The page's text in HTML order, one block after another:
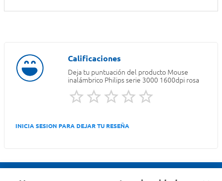
Deja tu puntuación del producto Mouse
inalámbrico Philips serie 3000 1600dpi rosa
INICIA SESION PARA DEJAR TU RESEÑA